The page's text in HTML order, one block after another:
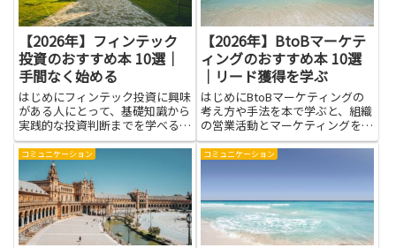
【2026年】フィンテック
投資のおすすめ本 10選｜
手間なく始める
はじめにフィンテック投資に興味
がある人にとって、基礎知識から
実践的な投資判断までを学べる本
は心強い味方になります。市場の
仕組みや主要なサービス、リスク
管理の考え方を本で学べば、情報
の取捨選択がしやすくなり、無駄
な時間や不必要な損失リスクを
減...
【2026年】BtoBマーケテ
ィングのおすすめ本 10選
｜リード獲得を学ぶ
はじめにBtoBマーケティングの
考え方や手法を本で学ぶと、組織
の営業活動とマーケティングをつ
なぐ力がつきます。リード獲得を
学ぶことで、見込み客の発見から
に作れるようになり、無駄な工数
コミュニケーション コミュニケーション